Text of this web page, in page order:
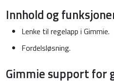
Innhold og
Lenke til regelapp i Gimmie.
Fordelsløsning.
Gimmie support for